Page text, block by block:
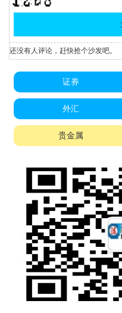
还没有人评论，赶快抢个沙发吧。
证券
外汇
贵金属